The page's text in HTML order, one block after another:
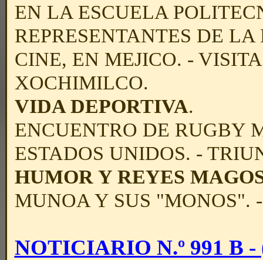
EN LA ESCUELA
REPRESENTANTES DE
CINE, EN MEJICO. -
XOCHIMILCO.
VIDA DEPORTIVA.
ENCUENTRO DE RUGBY
ESTADOS UNIDOS. -
HUMOR Y REYES
MUNOA Y SUS "MONOS".
NOTICIARIO N.º 991 B -